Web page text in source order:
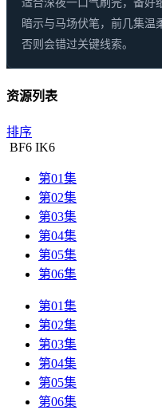
适合深夜一口气刷完，备好
暗示与马场伏笔，前几集温
否则会错过关键线索。
资源列表
排序
BF6 IK6
第01集
第02集
第03集
第04集
第05集
第06集
第01集
第02集
第03集
第04集
第05集
第06集